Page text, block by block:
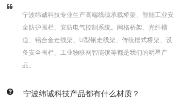
宁波纬诚科技专业生产高端线缆承载桥架、智能工业安
全防护围栏、安防电气控制系统。网格桥架、光纤槽
道、铝合金走线架、U型钢走线架、传统槽式桥架、设
备安全围栏、工业物联网智能锁等都是我们的明星产
品。
宁波纬诚科技产品都有什么材质？